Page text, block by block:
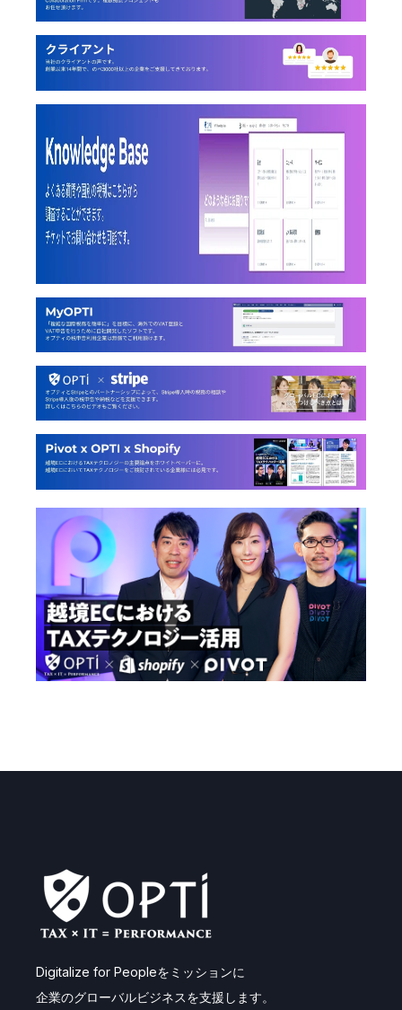
Digitalize for Peopleをミッションに
企業のグローバルビジネスを支援します。